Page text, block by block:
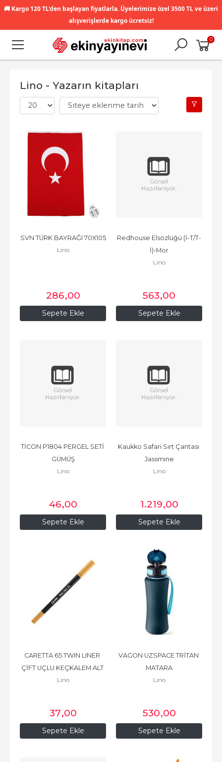
🚚 Kargo 120 TL'den başlayan fiyatlarla. Üyelerimize özel 3500 TL ve üzeri
alışverişlerde kargo ücretsiz!
0
Lino - Yazarın kitapları
Sepete Ekle
SVN TÜRK BAYRAĞI 70X105
Lino
286,00
Sepete Ekle
Redhouse Elsözlüğü (İ-T/T-
İ)-Mor
Lino
563,00
Sepete Ekle
TİCON P1804 PERGEL SETİ
GÜMÜŞ
Lino
46,00
Sepete Ekle
Kaukko Safari Sırt Çantası
Jassmıne
Lino
1.219,00
Sepete Ekle
CARETTA 65 TWIN LINER
ÇİFT UÇLU KEÇKALEM ALT
TEKLİ
Lino
37,00
Sepete Ekle
VAGON UZSPACE TRİTAN
MATARA
Lino
530,00